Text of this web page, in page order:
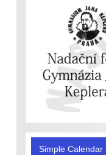
Simple Calendar